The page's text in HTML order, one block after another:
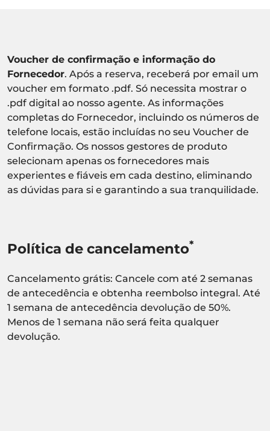
Voucher de confirmação e informação do
Fornecedor. Após a reserva, receberá por email um
voucher em formato .pdf. Só necessita mostrar o
.pdf digital ao nosso agente. As informações
completas do Fornecedor, incluindo os números de
telefone locais, estão incluídas no seu Voucher de
Confirmação. Os nossos gestores de produto
selecionam apenas os fornecedores mais
experientes e fiáveis em cada destino, eliminando
as dúvidas para si e garantindo a sua tranquilidade.
Política de cancelamento*
Cancelamento grátis: Cancele com até 2 semanas
de antecedência e obtenha reembolso integral. Até
1 semana de antecedência devolução de 50%.
Menos de 1 semana não será feita qualquer
devolução.